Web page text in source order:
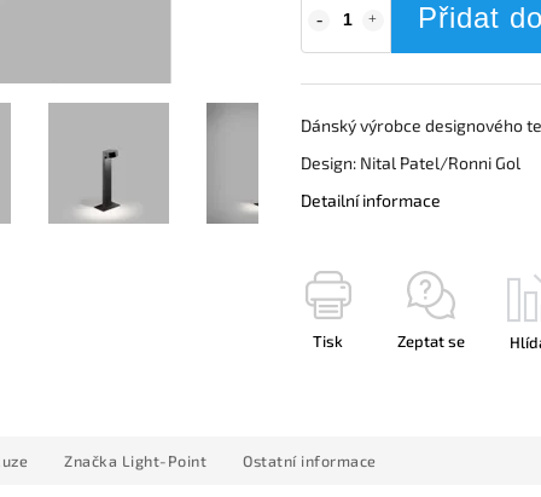
Přidat
Dánský výrobce designového
Design: Nital Patel/Ronni Gol
Detailní informace
Tisk Zeptat se
Značka Light-Point Ostatní informace